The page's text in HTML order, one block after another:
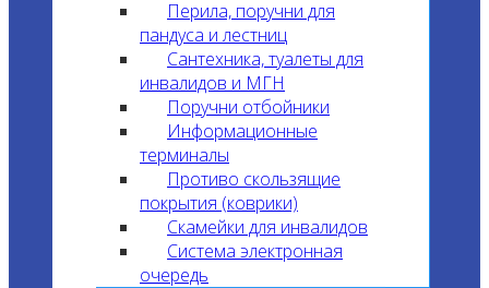
Перила, поручни для
пандуса и лестниц
Сантехника, туалеты для
инвалидов и МГН
Поручни отбойники
Информационные
терминалы
Противо скользящие
покрытия (коврики)
Скамейки для инвалидов
Система электронная
очередь